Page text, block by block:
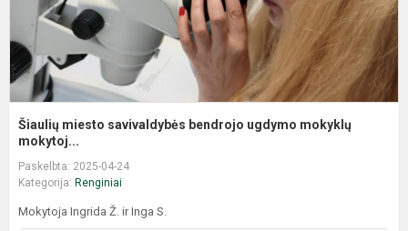
Šiaulių miesto savivaldybės bendrojo ugdymo mokyklų
mokytoj...
Paskelbta: 2025-04-24
Kategorija: Renginiai
Mokytoja Ingrida Ž. ir Inga S.